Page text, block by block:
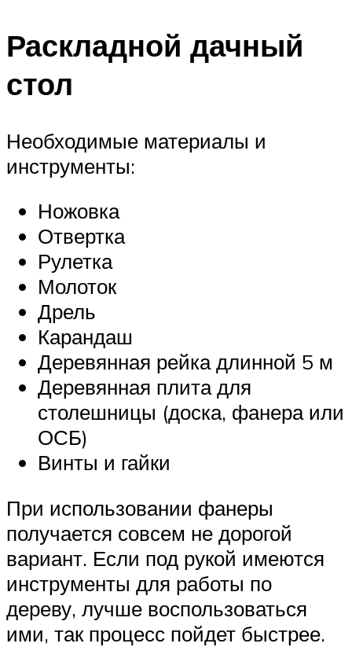
Раскладной дачный
стол
Необходимые материалы и
инструменты:
Ножовка
Отвертка
Рулетка
Молоток
Дрель
Карандаш
Деревянная рейка длинной 5 м
Деревянная плита для
столешницы (доска, фанера или
ОСБ)
Винты и гайки
При использовании фанеры
получается совсем не дорогой
вариант. Если под рукой имеются
инструменты для работы по
дереву, лучше воспользоваться
ими, так процесс пойдет быстрее.